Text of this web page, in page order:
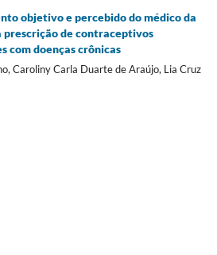
objetivo e percebido do médico da
prescrição de contraceptivos
com doenças crônicas
Caroliny Carla Duarte de Araújo, Lia Cruz